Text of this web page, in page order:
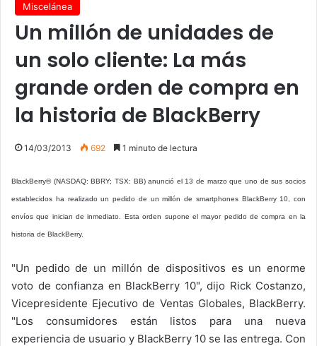
Miscelánea
Un millón de unidades de
un solo cliente: La más
grande orden de compra en
la historia de BlackBerry
14/03/2013 692 1 minuto de lectura
BlackBerry® (NASDAQ: BBRY; TSX: BB) anunció el 13 de marzo que uno de sus socios
establecidos ha realizado un pedido de un millón de smartphones BlackBerry 10, con
envíos que inician de inmediato. Esta orden supone el mayor pedido de compra en la
historia de BlackBerry.
"Un pedido de un millón de dispositivos es un enorme
voto de confianza en BlackBerry 10", dijo Rick Costanzo,
Vicepresidente Ejecutivo de Ventas Globales, BlackBerry.
"Los consumidores están listos para una nueva
experiencia de usuario y BlackBerry 10 se las entrega. Con